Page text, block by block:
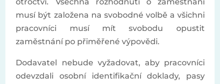
musí být založena na svobodné volbě a všichni
pracovníci musí mít svobodu opustit
zaměstnání po přiměřené výpovědi.
Dodavatel nebude vyžadovat, aby pracovníci
odevzdali osobní identifikační doklady, pasy